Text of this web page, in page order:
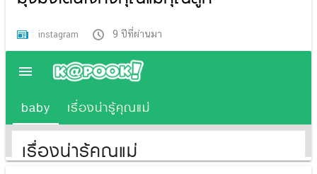
instagram 9 ปีที่ผ่านมา